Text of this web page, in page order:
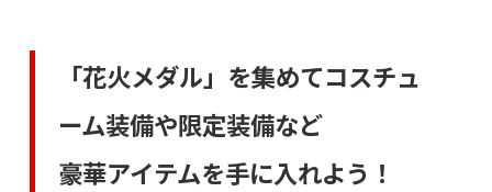
「花火メダル」を集めてコスチュ
ーム装備や限定装備など
豪華アイテムを手に入れよう！